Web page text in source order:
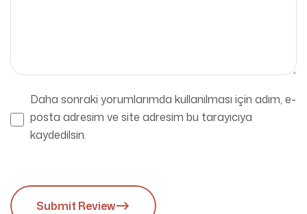
Daha sonraki yorumlarımda kullanılması için adım, e-
posta adresim ve site adresim bu tarayıcıya
kaydedilsin.
Submit Review